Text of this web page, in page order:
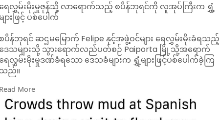
ေလွှမ်းမိုးမှုဇုန်သို့ လာရောက်သည့် စပိန်ဘုရင်ကို လူအုပ်ကြီးက ရွှံ့
ျားဖြင့် ပစ်ပေါက်
ပိန်ဘုရင် ဆဌမမြောက် Felipe နှင့်အဖွဲ့ဝင်များ‌ ရေလွှမ်းမိုးခံရသ
ေသများသို့ သွားရောက်လည်ပတ်စဉ် Paiporta မြို့သို့အ‌ရောက်
ေလွှမ်းမိုးမှုဒဏ်ခံရသော ဒေသခံများက ရွှံ့များဖြင့်ပစ်‌ပေါက်ခဲ့ကြ
ည်။
ေါသကြီး‌နေသော လူအုပ်ကြီးကို ငြိမ်သက်သွားစေရန် ကြိုးပမ်းခဲ့
ော်လည်း မရခဲ့သဖြင့်ဘုရင်၏ Paiporta မြို့ ခရီးစဉ်ကို ခေတ္တ
More